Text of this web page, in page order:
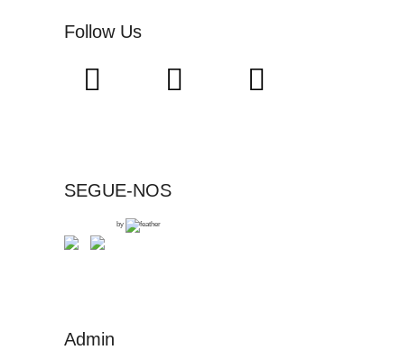
Follow Us
SEGUE-NOS
by
Admin